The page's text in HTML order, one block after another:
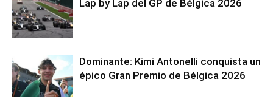
Lap by Lap del GP de Bélgica 2026
Dominante: Kimi Antonelli conquista un
épico Gran Premio de Bélgica 2026